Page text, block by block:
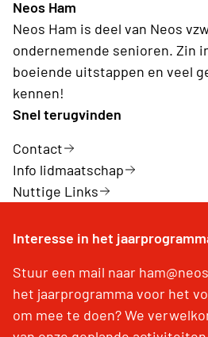
Neos Ham
Neos Ham is deel van Neos
ondernemende senioren. Zin
boeiende uitstappen en veel
kennen!
Snel terugvinden
Contact
Info lidmaatschap
Nuttige Links
Interesse in het
Stuur een mail naar
het jaarprogramma voor het
om mee te doen? We